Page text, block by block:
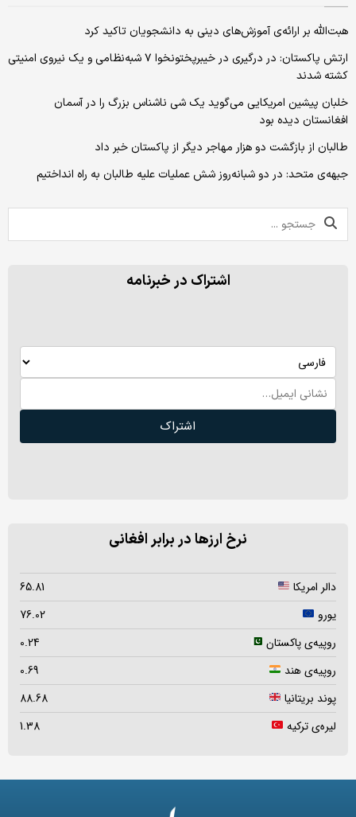
هبت‌الله بر ارائه‌ی آموزش‌های دینی به دانشجویان تاکید کرد
ارتش پاکستان: در درگیری در خیبرپختونخوا ۷ شبه‌نظامی و یک نیروی امنیتی
کشته شدند
خلبان پیشین امریکایی می‌گوید یک شی ناشناس بزرگ را در آسمان
افغانستان دیده بود
طالبان از بازگشت دو هزار مهاجر دیگر از پاکستان خبر داد
جبهه‌ی متحد: در دو شبانه‌روز شش عملیات علیه طالبان به راه انداختیم
اشتراک در خبرنامه
اشتراک
نرخ ارزها در برابر افغانی
دالر امریکا
65.81
یورو
76.02
روپیه‌ی پاکستان
0.24
روپیه‌ی هند
0.69
پوند بریتانیا
88.68
لیره‌ی ترکیه
1.38